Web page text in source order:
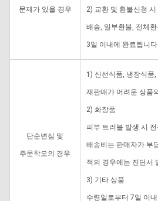
문제가 있을 경우 2) 교환 및 환불신청
배송, 일부환불, 전체
3일 이내에 완료됩니
단순변심 및
주문착오의 경우
1) 신선식품, 냉장식품
재판매가 어려운 상품
2) 화장품
피부 트러블 발생 시
배송비는 판매자가 부
적의 경우에는 진단서
3) 기타 상품
수령일로부터 7일 이